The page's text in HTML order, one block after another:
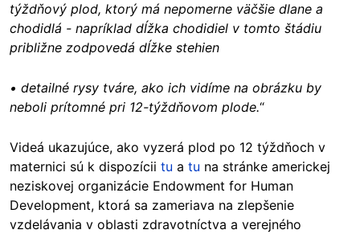
týždňový plod, ktorý má nepomerne väčšie dlane a
chodidlá - napríklad dĺžka chodidiel v tomto štádiu
približne zodpovedá dĺžke stehien
• detailné rysy tváre, ako ich vidíme na obrázku by
neboli prítomné pri 12-týždňovom plode.“
Videá ukazujúce, ako vyzerá plod po 12 týždňoch v
maternici sú k dispozícii tu a tu na stránke americkej
neziskovej organizácie Endowment for Human
Development, ktorá sa zameriava na zlepšenie
vzdelávania v oblasti zdravotníctva a verejného